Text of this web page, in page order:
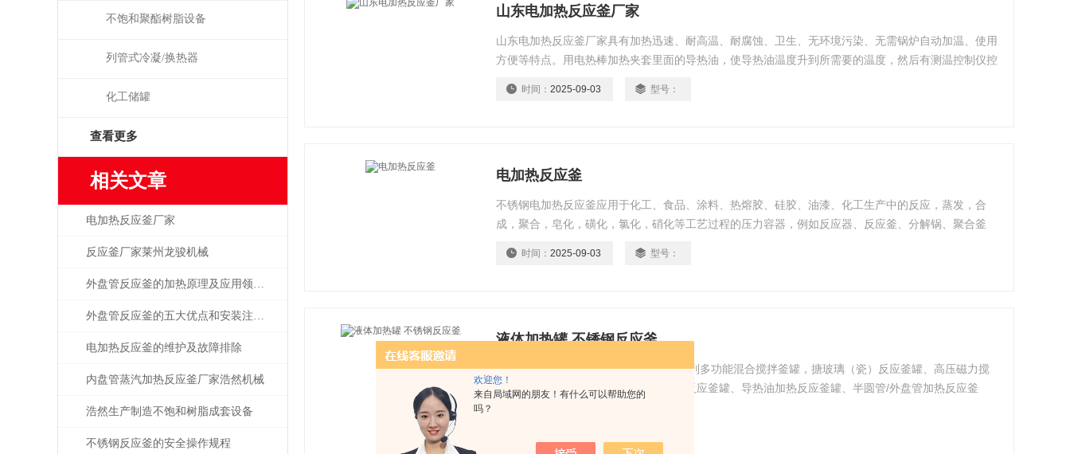
欢迎您！
来自局域网的朋友！有什么可以帮助您的
吗？
不饱和聚酯树脂设备
列管式冷凝/换热器
化工储罐
查看更多
相关文章
电加热反应釜厂家
反应釜厂家莱州龙骏机械
外盘管反应釜的加热原理及应用领域是怎么样的？
外盘管反应釜的五大优点和安装注意事项是什么？
电加热反应釜的维护及故障排除
内盘管蒸汽加热反应釜厂家浩然机械
浩然生产制造不饱和树脂成套设备
不锈钢反应釜的安全操作规程
山东电加热反应釜厂家
山东电加热反应釜厂家具有加热迅速、耐高温、耐腐蚀、卫生、无环境污染、无需锅炉自动加温、使用
方便等特点。用电热棒加热夹套里面的导热油，使导热油温度升到所需要的温度，然后有测温控制仪控
加剂、轻工等行业。
时间： 2025-09-03 型号：
电加热反应釜
不锈钢电加热反应釜应用于化工、食品、涂料、热熔胶、硅胶、油漆、化工生产中的反应，蒸发，合
成，聚合，皂化，磺化，氯化，硝化等工艺过程的压力容器，例如反应器、反应釜、分解锅、聚合釜
时间： 2025-09-03 型号：
液体加热罐 不锈钢反应釜
液体加热罐 不锈钢反应釜专业厂家的系列多功能混合搅拌釜罐，搪玻璃（瓷）反应釜罐、高压磁力搅
拌反应釜罐，电加热反应釜罐、汽加热反应釜罐、导热油加热反应釜罐、半圆管/外盘管加热反应釜
化,氰化等化工反应过程。